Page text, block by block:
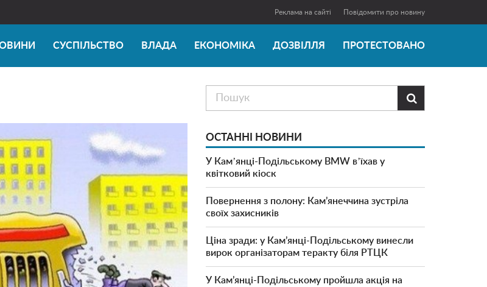
Реклама на сайті Повідомити про новину
СУСПІЛЬСТВО ВЛАДА ЕКОНОМІКА ДОЗВІЛЛЯ ПРОТЕСТОВАНО

ОСТАННІ НОВИНИ
У Камʼянці-Подільському BMW вʼїхав у
квітковий кіоск
Повернення з полону: Кам’янеччина зустріла
своїх захисників
Ціна зради: у Кам’янці-Подільському винесли
вирок організаторам теракту біля РТЦК
У Кам’янці-Подільському пройшла акція на